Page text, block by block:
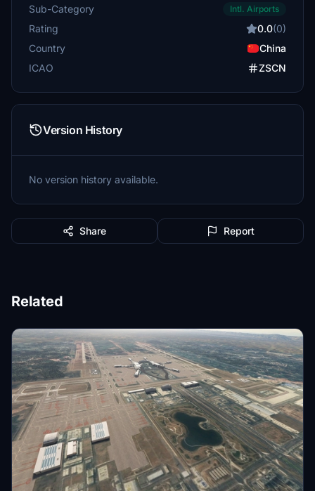
Sub-Category Intl. Airports
Rating 0.0(0)
Country
China
ICAO
ZSCN
Version History
No version history available.
Share Report
Related